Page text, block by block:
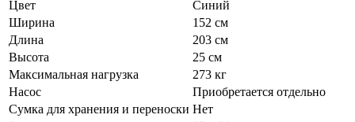
Цвет
Синий
Ширина
152 см
Длина
203 см
Высота
25 см
Максимальная нагрузка
273 кг
Насос
Приобретается отдельно
Сумка для хранения и переноски Нет